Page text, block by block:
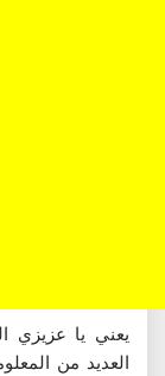
يعني يا عزيزي
العديد من